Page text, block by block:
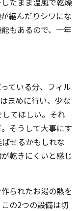
縮んだりシワにな
もあるので、一年
ている分、フィル
まめに行い、少な
てほしい。それ
そうして大事にす
せるかもしれな
乾きにくいと感じ
られたお湯の熱を
の2つの設備は切